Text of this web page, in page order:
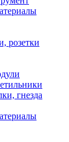
розетки
гнезда